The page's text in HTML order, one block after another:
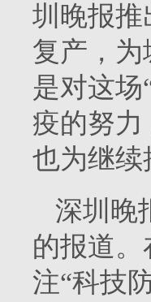
圳晚报推
复产，为
是对这场
疫的努力
也为继续
深圳晚
的报道
注“科技